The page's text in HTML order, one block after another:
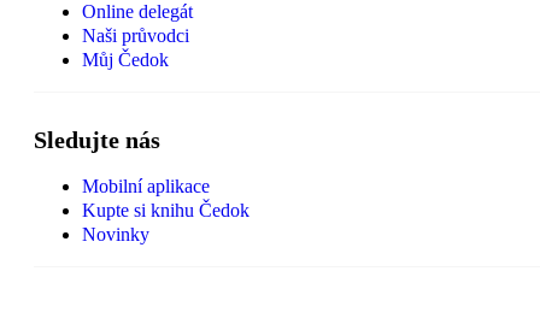
Online delegát
Naši průvodci
Můj Čedok
Sledujte nás
Mobilní aplikace
Kupte si knihu Čedok
Novinky